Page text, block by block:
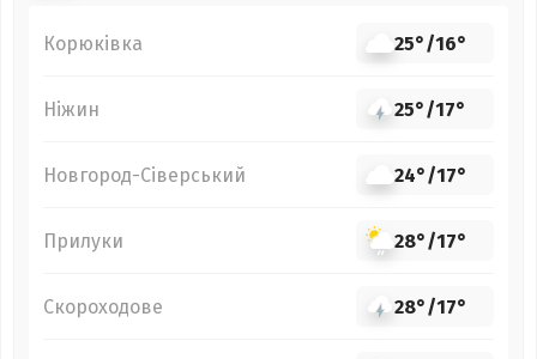
Корюківка 25°/16°
Ніжин 25°/17°
Новгород-Сіверський 24°/17°
Прилуки 28°/17°
Скороходове 28°/17°